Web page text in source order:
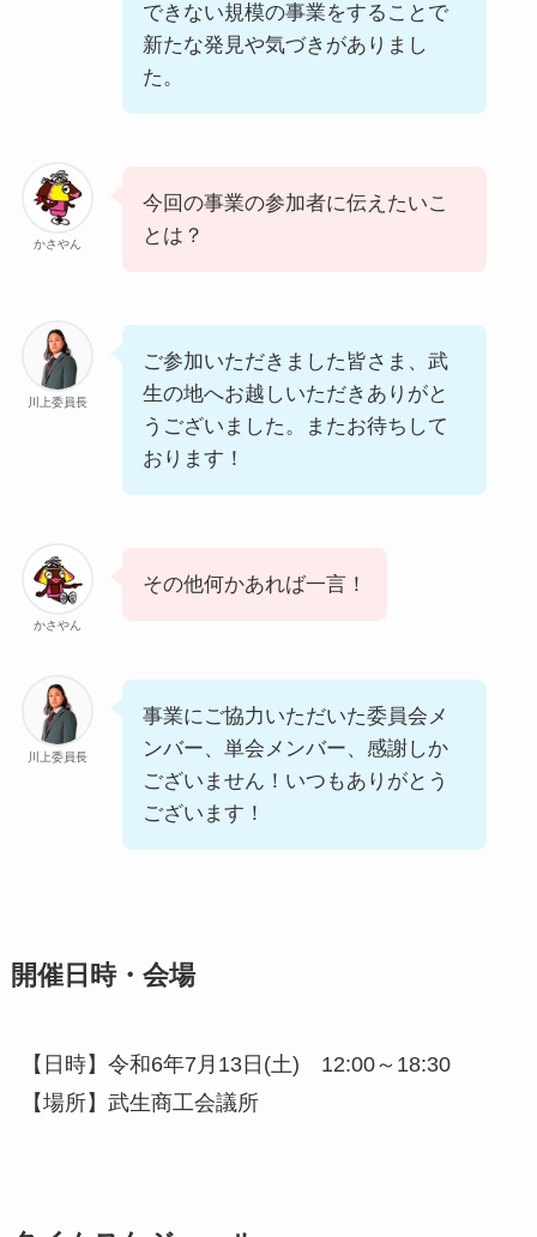
できない規模の事業をすることで
新たな発見や気づきがありまし
た。
かさやん
今回の事業の参加者に伝えたいこ
とは？
川上委員長
ご参加いただきました皆さま、武
生の地へお越しいただきありがと
うございました。またお待ちして
おります！
かさやん
その他何かあれば一言！
川上委員長
事業にご協力いただいた委員会メ
ンバー、単会メンバー、感謝しか
ございません！いつもありがとう
ございます！
開催日時・会場
【日時】令和6年7月13日(土) 12:00～18:30
【場所】武生商工会議所